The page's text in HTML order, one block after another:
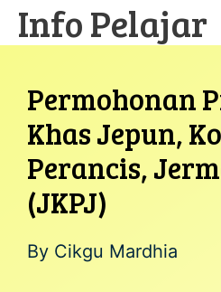
SkipInfo Pelajar
Permohonan
Khas Jepun,
Perancis,
(JKPJ)
By Cikgu Mardhia